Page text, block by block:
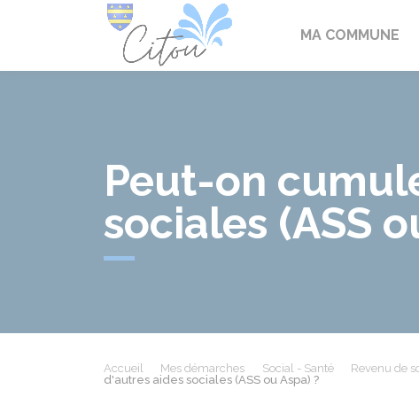
MA COMMUNE
Peut-on
sociales (ASS
Accueil Mes démarches Social - Santé Revenu de
d'autres aides sociales (ASS ou Aspa) ?